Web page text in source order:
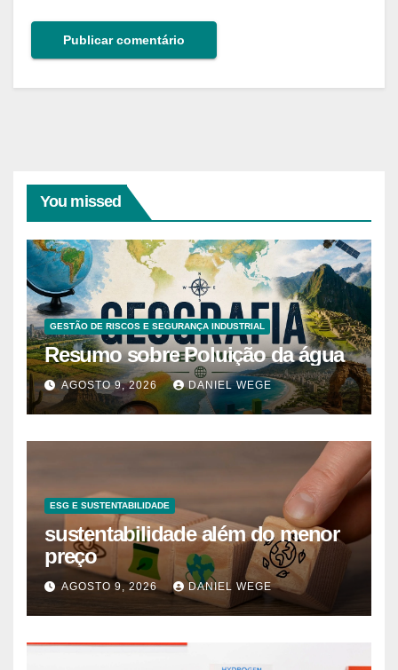
You missed
GESTÃO DE RISCOS E SEGURANÇA INDUSTRIAL
Resumo sobre Poluição da água
AGOSTO 9, 2026 DANIEL WEGE
ESG E SUSTENTABILIDADE
sustentabilidade além do menor
preço
AGOSTO 9, 2026 DANIEL WEGE